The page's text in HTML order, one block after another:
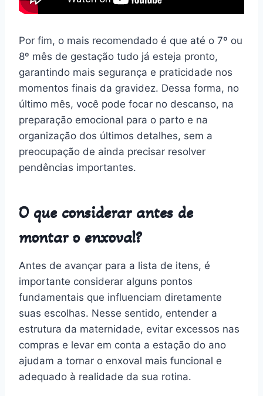
Por fim, o mais recomendado é que até o 7º ou
8º mês de gestação tudo já esteja pronto,
garantindo mais segurança e praticidade nos
momentos finais da gravidez. Dessa forma, no
último mês, você pode focar no descanso, na
preparação emocional para o parto e na
organização dos últimos detalhes, sem a
preocupação de ainda precisar resolver
pendências importantes.
O que considerar antes de
montar o enxoval?
Antes de avançar para a lista de itens, é
importante considerar alguns pontos
fundamentais que influenciam diretamente
suas escolhas. Nesse sentido, entender a
estrutura da maternidade, evitar excessos nas
compras e levar em conta a estação do ano
ajudam a tornar o enxoval mais funcional e
adequado à realidade da sua rotina.